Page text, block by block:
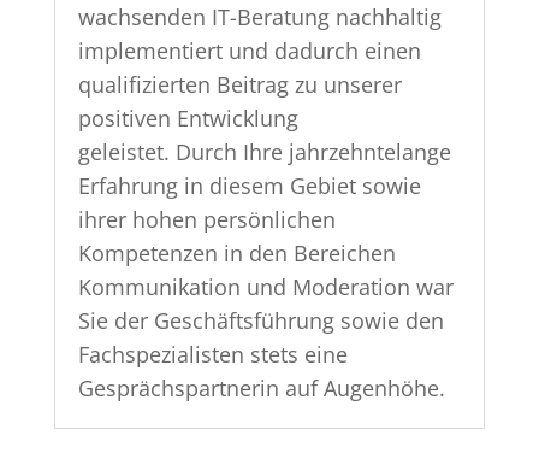
wachsenden IT-Beratung nachhaltig
implementiert und dadurch einen
qualifizierten Beitrag zu unserer
positiven Entwicklung
geleistet. Durch Ihre jahrzehntelange
Erfahrung in diesem Gebiet sowie
ihrer hohen persönlichen
Kompetenzen in den Bereichen
Kommunikation und Moderation war
Sie der Geschäftsführung sowie den
Fachspezialisten stets eine
Gesprächspartnerin auf Augenhöhe.